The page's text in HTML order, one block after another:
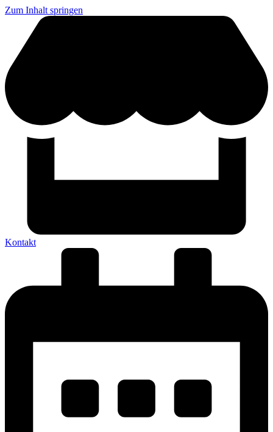
Zum Inhalt springen
Kontakt